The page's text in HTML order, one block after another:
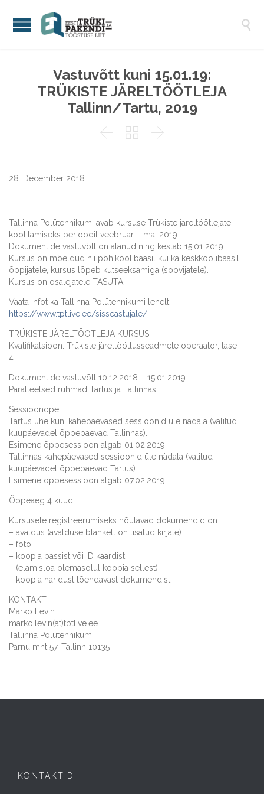

Vastuvõtt kuni 15.01.19:
TRÜKISTE JÄRELTÖÖTLEJA
Tallinn/Tartu, 2019
  
28. December 2018
Tallinna Polütehnikumi avab kursuse Trükiste järeltöötlejate
koolitamiseks perioodil veebruar – mai 2019.
Dokumentide vastuvõtt on alanud ning kestab 15.01 2019.
Kursus on mõeldud nii põhikoolibaasil kui ka keskkoolibaasil
õppijatele, kursus lõpeb kutseeksamiga (soovijatele).
Kursus on osalejatele TASUTA.
Vaata infot ka Tallinna Polütehnikumi lehelt
https://www.tptlive.ee/sisseastujale/
TRÜKISTE JÄRELTÖÖTLEJA KURSUS:
Kvalifikatsioon: Trükiste järeltöötlusseadmete operaator, tase
4
Dokumentide vastuvõtt 10.12.2018 – 15.01.2019
Paralleelsed rühmad Tartus ja Tallinnas
Sessioonõpe:
Tartus ühe kuni kahepäevased sessioonid üle nädala (valitud
kuupäevadel õppepäevad Tallinnas).
Esimene õppesessioon algab 01.02.2019
Tallinnas kahepäevased sessioonid üle nädala (valitud
kuupäevadel õppepäevad Tartus).
Esimene õppesessioon algab 07.02.2019
Õppeaeg 4 kuud
Kursusele registreerumiseks nõutavad dokumendid on:
– avaldus (avalduse blankett on lisatud kirjale)
– foto
– koopia passist või ID kaardist
– (elamisloa olemasolul koopia sellest)
– koopia haridust tõendavast dokumendist
KONTAKT:
Marko Levin
marko.levin(ät)tptlive.ee
Tallinna Polütehnikum
Pärnu mnt 57, Tallinn 10135
KONTAKTID